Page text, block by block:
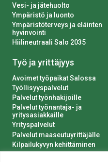
Vesi- ja jätehuolto
Ympäristö ja luonto
Ympäristöterveys ja eläinten
hyvinvointi
Hiilineutraali Salo 2035
Työ ja yrittäjyys
Avoimet työpaikat Salossa
Työllisyyspalvelut
Palvelut työnhakijoille
Palvelut työnantaja- ja
yritysasiakkaille
Yrityspalvelut
Palvelut maaseutuyrittäjälle
Kilpailukyvyn kehittäminen